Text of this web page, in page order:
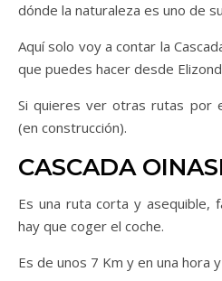
dónde la naturaleza es uno de
Aquí solo voy a contar la
que puedes hacer desde
Si quieres ver otras rutas por
(en construcción).
CASCADA
Es una ruta corta y asequible,
hay que coger el coche.
Es de unos 7 Km y en una hora